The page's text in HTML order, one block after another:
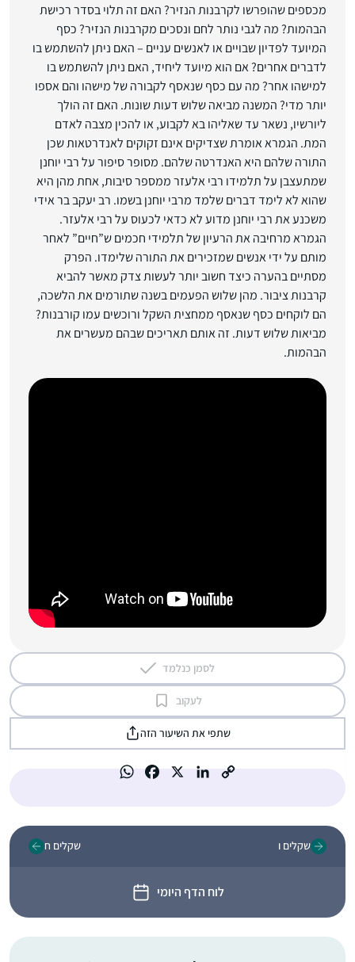
מכספים שהופרשו לקרבנות הנזיר? האם זה תלוי בסדר רכישת
הבהמות? מה לגבי נותר לחם ונסכים מקרבנות הנזיר? כסף
המיועד לפדיון שבויים או לאנשים עניים – האם ניתן להשתמש בו
לדברים אחרים? אם הוא מיועד ליחיד, האם ניתן להשתמש בו
למישהו אחר? מה עם כסף שנאסף לקבורה של מישהו והם אספו
יותר מדי? המשנה מביאה שלוש דעות שונות. האם זה הולך
ליורשיו, נשאר עד שאליהו בא לקבוע, או להכין מצבה לאדם
המת. הגמרא אומרת שצדיקים אינם זקוקים לאנדרטאות שכן
התורה שלהם היא האנדרטה שלהם. מסופר סיפור על רבי יוחנן
שמתעצבן על תלמידו רבי אלעזר ממספר סיבות, אחת מהן היא
שהוא לא לימד דברים שלמד מרבי יוחנן בשמו. רב יעקב בר אידי
משכנע את רבי יוחנן מדוע לא כדאי לכעוס על רבי אלעזר.
הגמרא מרחיבה את הרעיון של תלמידי חכמים ש”חיים” לאחר
מותם על ידי אנשים שמזכירים את התורה שלימדו. הפרק
מסתיים בהערה כיצד חשוב יותר לעשות צדק מאשר להביא
קרבנות ציבור. מהן שלוש הפעמים בשנה שתורמים את הלשכה,
הם לוקחים כסף שנאסף ממחצית השקל ורוכשים עמו קורבנות?
מביאות שלוש דעות. זה אותם תאריכים שבהם מעשרים את
הבהמות.
לסמן כנלמד
לעקוב
שתפי את השיעור הזה
שקלים ו
לוח הדף היומי
שקלים ח